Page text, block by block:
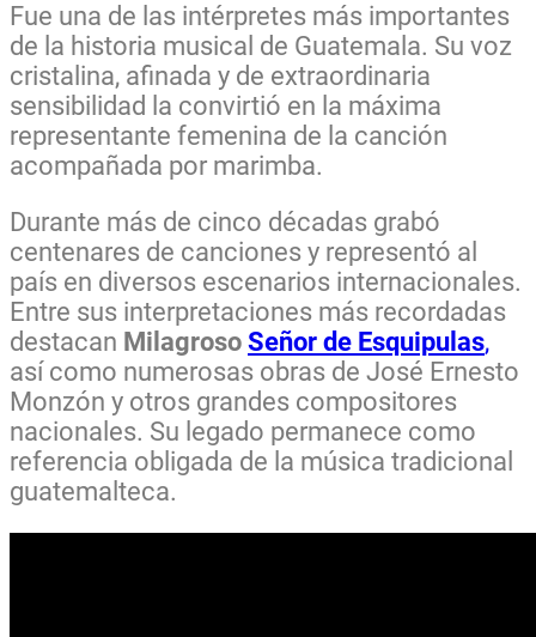
Fue una de las intérpretes más importantes
de la historia musical de Guatemala. Su voz
cristalina, afinada y de extraordinaria
sensibilidad la convirtió en la máxima
representante femenina de la canción
acompañada por marimba.
Durante más de cinco décadas grabó
centenares de canciones y representó al
país en diversos escenarios internacionales.
Entre sus interpretaciones más recordadas
destacan Milagroso Señor de Esquipulas,
así como numerosas obras de José Ernesto
Monzón y otros grandes compositores
nacionales. Su legado permanece como
referencia obligada de la música tradicional
guatemalteca.